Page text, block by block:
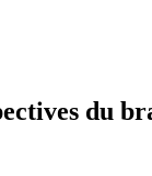
du